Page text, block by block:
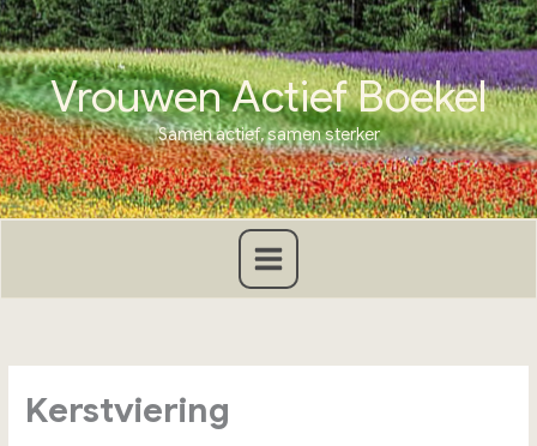
Ga
naar
de
inhoudVrouwen Actief Boekel
Samen actief, samen sterker
Kerstviering